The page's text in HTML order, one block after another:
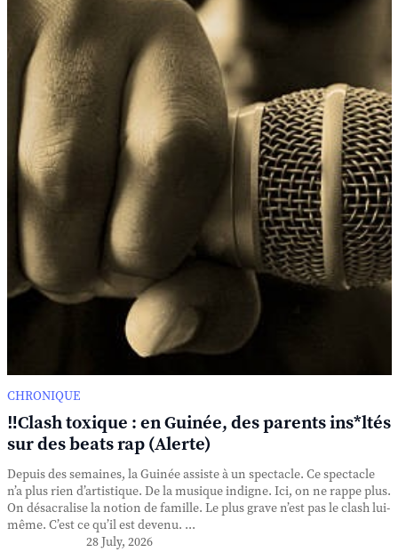
CHRONIQUE
‼️Clash toxique : en Guinée, des parents ins*ltés
sur des beats rap (Alerte)
Depuis des semaines, la Guinée assiste à un spectacle. Ce spectacle
n’a plus rien d’artistique. De la musique indigne. Ici, on ne rappe plus.
On désacralise la notion de famille. Le plus grave n’est pas le clash lui-
même. C’est ce qu’il est devenu. ...
28 July, 2026